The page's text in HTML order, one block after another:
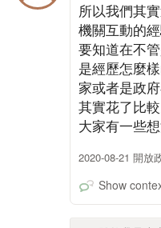
所以我們其
機關互動的
要知道在不
是經歷怎麼
家或者是政
其實花了比
大家有一些想
2020-08-21 開放
Show